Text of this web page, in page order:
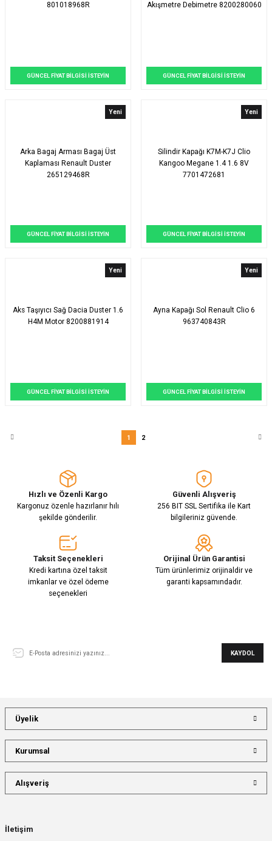
801018968R
GÜNCEL FİYAT BİLGİSİ İSTEYİN
Akışmetre Debimetre 8200280060
GÜNCEL FİYAT BİLGİSİ İSTEYİN
Yeni
Arka Bagaj Arması Bagaj Üst
Kaplaması Renault Duster
265129468R
GÜNCEL FİYAT BİLGİSİ İSTEYİN
Yeni
Silindir Kapağı K7M-K7J Clio
Kangoo Megane 1.4 1.6 8V
7701472681
GÜNCEL FİYAT BİLGİSİ İSTEYİN
Yeni
Aks Taşıyıcı Sağ Dacia Duster 1.6
H4M Motor 8200881914
GÜNCEL FİYAT BİLGİSİ İSTEYİN
Yeni
Ayna Kapağı Sol Renault Clio 6
963740843R
GÜNCEL FİYAT BİLGİSİ İSTEYİN
1 2
Hızlı ve Özenli Kargo
Kargonuz özenle hazırlanır hılı
şekilde gönderilir.
Güvenli Alışveriş
256 BIT SSL Sertifika ile Kart
bilgileriniz güvende.
Taksit Seçenekleri
Kredi kartına özel taksit
imkanlar ve özel ödeme
seçenekleri
Orijinal Ürün Garantisi
Tüm ürünlerimiz orijinaldir ve
garanti kapsamındadır.
KAYDOL
İletişim
Üyelik
Kurumsal
Alışveriş